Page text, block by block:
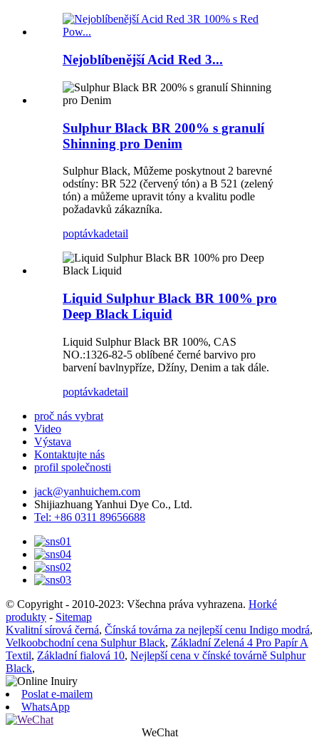
Nejoblíbenější Acid Red 3...
Sulphur Black BR ​​200% s granulí
Shinning pro Denim
Sulphur Black, Můžeme poskytnout 2 barevné
odstíny: BR 522 (červený tón) a B 521 (zelený
tón) a můžeme upravit tóny a kvalitu podle
požadavků zákazníka.
poptávkadetail
Liquid Sulphur Black BR ​​100% pro
Deep Black Liquid
Liquid Sulphur Black BR ​​100%, CAS
NO.:1326-82-5 oblíbené černé barvivo pro
barvení bavlnypříze, Džíny, Denim a tak dále.
poptávkadetail
proč nás vybrat
Video
Výstava
Kontaktujte nás
profil společnosti
jack@yanhuichem.com
Shijiazhuang Yanhui Dye Co., Ltd.
Tel: +86 0311 89656688
© Copyright - 2010-2023: Všechna práva vyhrazena. Horké
produkty - Sitemap
Kvalitní sírová černá, Čínská továrna za nejlepší cenu Indigo modrá,
Velkoobchodní cena Sulphur Black, Základní Zelená 4 Pro Papír A
Textil, Základní fialová 10, Nejlepší cena v čínské továrně Sulphur
Black,
Poslat e-mailem
WhatsApp
WeChat